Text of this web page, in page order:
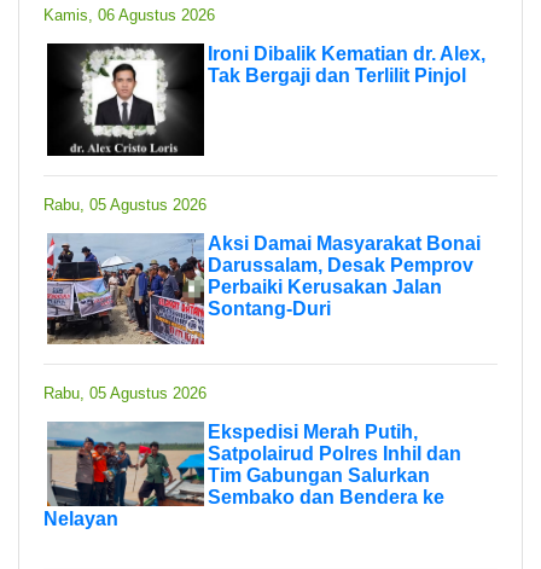
Kamis, 06 Agustus 2026
Ironi Dibalik Kematian dr. Alex,
Tak Bergaji dan Terlilit Pinjol
Rabu, 05 Agustus 2026
Aksi Damai Masyarakat Bonai
Darussalam, Desak Pemprov
Perbaiki Kerusakan Jalan
Sontang-Duri
Rabu, 05 Agustus 2026
Ekspedisi Merah Putih,
Satpolairud Polres Inhil dan
Tim Gabungan Salurkan
Sembako dan Bendera ke
Nelayan